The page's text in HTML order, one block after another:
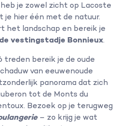
je zowel zicht op Lacoste
je hier één met de natuur.
het landschap en bereik je
vestingstadje Bonnieux.
treden bereik je de oude
van eeuwenoude
panorama dat zich
tot de Monts du
Bezoek op je terugweg
– zo krijg je wat